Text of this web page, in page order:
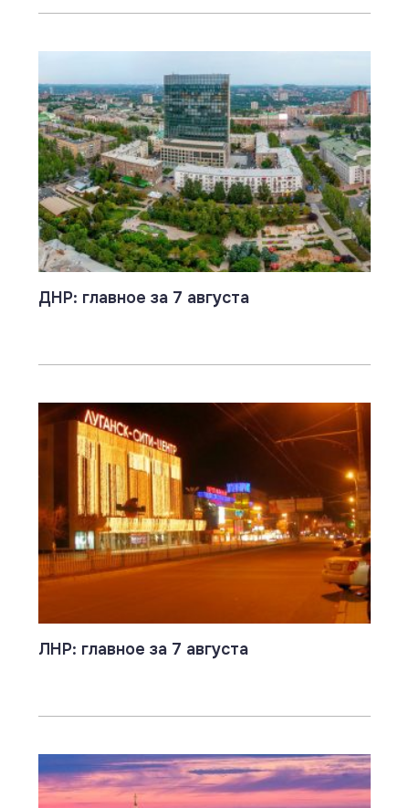
ДНР: главное за 7 августа
ЛНР: главное за 7 августа